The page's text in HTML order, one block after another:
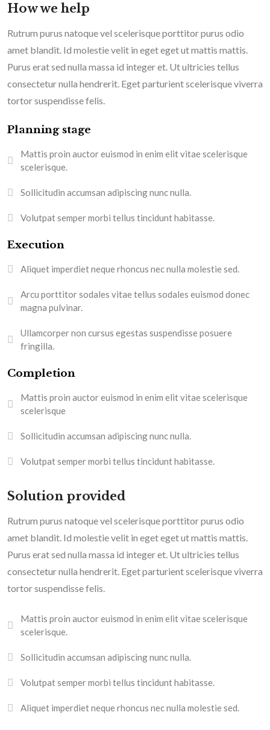
How we help
Rutrum purus natoque vel scelerisque porttitor purus odio
amet blandit. Id molestie velit in eget eget ut mattis mattis.
Purus erat sed nulla massa id integer et. Ut ultricies tellus
consectetur nulla hendrerit. Eget parturient scelerisque viverra
tortor suspendisse felis.
Planning stage
Mattis proin auctor euismod in enim elit vitae scelerisque
scelerisque.
Sollicitudin accumsan adipiscing nunc nulla.
Volutpat semper morbi tellus tincidunt habitasse.
Execution
Aliquet imperdiet neque rhoncus nec nulla molestie sed.
Arcu porttitor sodales vitae tellus sodales euismod donec
magna pulvinar.
Ullamcorper non cursus egestas suspendisse posuere
fringilla.
Completion
Mattis proin auctor euismod in enim elit vitae scelerisque
scelerisque
Sollicitudin accumsan adipiscing nunc nulla.
Volutpat semper morbi tellus tincidunt habitasse.
Solution provided
Rutrum purus natoque vel scelerisque porttitor purus odio
amet blandit. Id molestie velit in eget eget ut mattis mattis.
Purus erat sed nulla massa id integer et. Ut ultricies tellus
consectetur nulla hendrerit. Eget parturient scelerisque viverra
tortor suspendisse felis.
Mattis proin auctor euismod in enim elit vitae scelerisque
scelerisque.
Sollicitudin accumsan adipiscing nunc nulla.
Volutpat semper morbi tellus tincidunt habitasse.
Aliquet imperdiet neque rhoncus nec nulla molestie sed.